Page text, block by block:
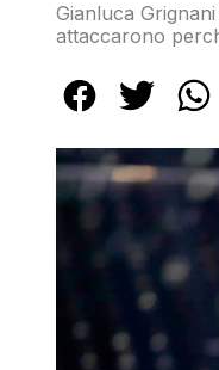
Gianluca
attaccarono